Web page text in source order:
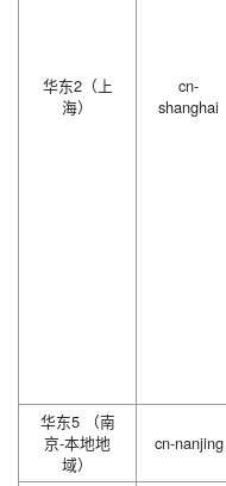
华东2（上
海）
cn-
shanghai
华东5 （南
京-本地地
域）
cn-nanjing